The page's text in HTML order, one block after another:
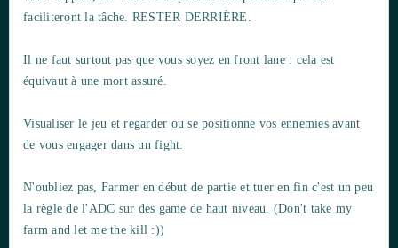
faciliteront la tâche. RESTER DERRIÈRE.
Il ne faut surtout pas que vous soyez en front lane : cela est
équivaut à une mort assuré.
Visualiser le jeu et regarder ou se positionne vos ennemies avant
de vous engager dans un fight.
N'oubliez pas, Farmer en début de partie et tuer en fin c'est un peu
la règle de l'ADC sur des game de haut niveau. (Don't take my
farm and let me the kill :))